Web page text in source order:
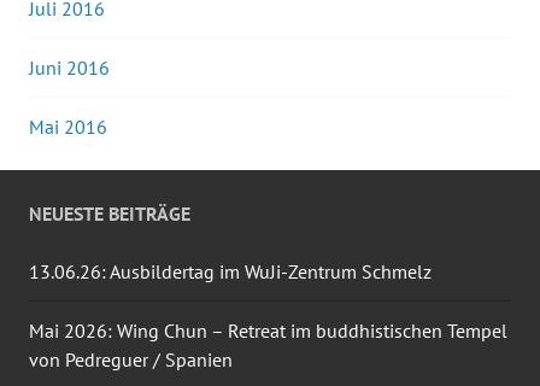
Juli 2016
Juni 2016
Mai 2016
NEUESTE BEITRÄGE
13.06.26: Ausbildertag im WuJi-Zentrum Schmelz
Mai 2026: Wing Chun – Retreat im buddhistischen Tempel
von Pedreguer / Spanien